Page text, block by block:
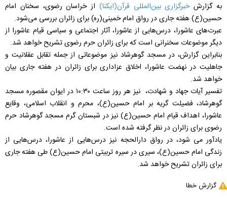
به گزارشخبرگزاری بین‌المللی قرآن(ایکنا) از خراسان رضوی، سخنان امام
حسین(ع) هفته جاری در رواق امام خمینی(ره) برای زائران بررسی می‌شود.
عبرت‌های عاشورا، درس‌هایی از عاشورا، آثار اجتماعی و سیاسی قیام عاشورا از
دیگر موضوعات سخنرانی است که برای زائران حرم رضوی تشریح خواهد شد.
بنابراین گزارش، در مسجد گوهرشاد نیز موضوعاتی از جمله تقابل عقلانیت و
جاهلیت در نهضت عاشورا، اخلاق عزاداری برای زائران در هفته جاری بیان
خواهد شد.
تفسیر آیات جهاد و شهادت، نیز هر روز ساعت ۱۰:۳۰ در ایوان مقصوره مسجد
گوهرشاد، فضیلت گریه بر امام حسین(ع)، محرم و انقلاب اسلامی، وقایع
عاشورا، اهداف قیام امام حسین(ع) نیز در شبستان گرم مسجد گوهرشاد حرم
رضوی برای زائران در نظر گرفته شده است.
یادآور می شود، در رواق دارالحجه نیز درس‌هایی از عاشورا، درس‌هایی از
زندگی امام حسین(ع)، سیری در سیره تربیتی امام حسین(ع) طی هفته جاری
برای زائران تشریح خواهد شد.
گزارش خطا